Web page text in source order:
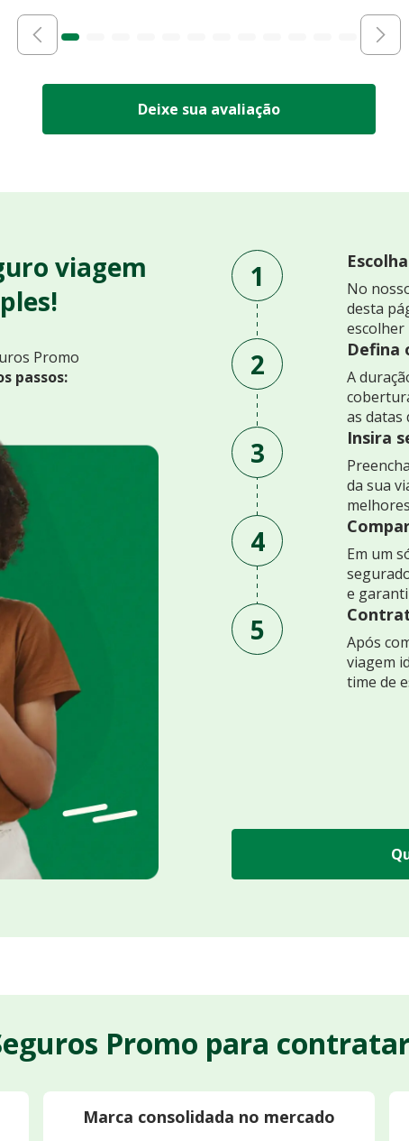
Deixe sua avaliação
viagem
Promo
passos:
1
No
desta
escolher
2 Defina
A
as datas
3 Insira
da sua
4
Em um
e
5
Após
viagem
time de
Promo para
Marca consolidada no mercado